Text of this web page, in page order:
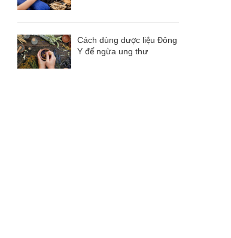
Cách dùng dược liệu Đông
Y để ngừa ung thư